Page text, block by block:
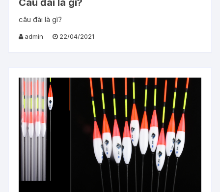
Câu đài là gì?
câu đài là gì?
admin 22/04/2021